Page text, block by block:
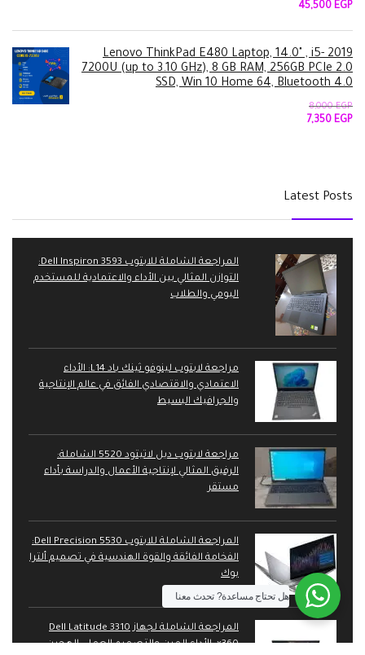
السعر
هو:
46,750 EGP.
45,500 EGP
هو:
45,500 EGP.
2019 Lenovo ThinkPad E480 Laptop, 14.0" , i5-
7200U (up to 3.10 GHz), 8 GB RAM, 256GB PCIe 2.0
SSD, Win 10 Home 64, Bluetooth 4.0
8,000EGP
السعر7,350 EGP
السعر
Latest Posts
المراجعة الشاملة للابتوب Dell Inspiron 3593:
التوازن المثالي بين الأداء والاعتمادية للمستخدم
اليومي والطلاب
مراجعة لابتوب لينوفو ثينك باد L14: الأداء
الاعتمادي والاقتصادي الفائق في عالم الإنتاجية
والجرافيك البسيط
مراجعة لابتوب ديل لاتيتود 5520 الشاملة:
الرفيق المثالي لإنتاجية الأعمال والدراسة بأداء
مستقر
المراجعة الشاملة للابتوب Dell Precision 5530:
الفخامة الفائقة والقوة الهندسية في تصميم ألترا
بوك
المراجعة الشاملة لجهاز Dell Latitude 3310
x360: الأداء المرن والتصميم العملي الهجين
هل تحتاج مساعدة? تحدث معنا